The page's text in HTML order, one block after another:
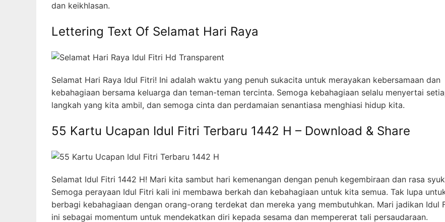
dan keikhlasan.
Lettering Text Of Selamat Hari Raya
Selamat Hari Raya Idul Fitri! Ini adalah waktu yang penuh sukacita untuk merayakan kebersamaan dan
kebahagiaan bersama keluarga dan teman-teman tercinta. Semoga kebahagiaan selalu menyertai
langkah yang kita ambil, dan semoga cinta dan perdamaian senantiasa menghiasi hidup kita.
55 Kartu Ucapan Idul Fitri Terbaru 1442 H – Download & Share
Selamat Idul Fitri 1442 H! Mari kita sambut hari kemenangan dengan penuh kegembiraan dan rasa
Semoga perayaan Idul Fitri kali ini membawa berkah dan kebahagiaan untuk kita semua. Tak lupa
berbagi kebahagiaan dengan orang-orang terdekat dan mereka yang membutuhkan. Mari jadikan Idul
ini sebagai momentum untuk mendekatkan diri kepada sesama dan mempererat tali persaudaraan.